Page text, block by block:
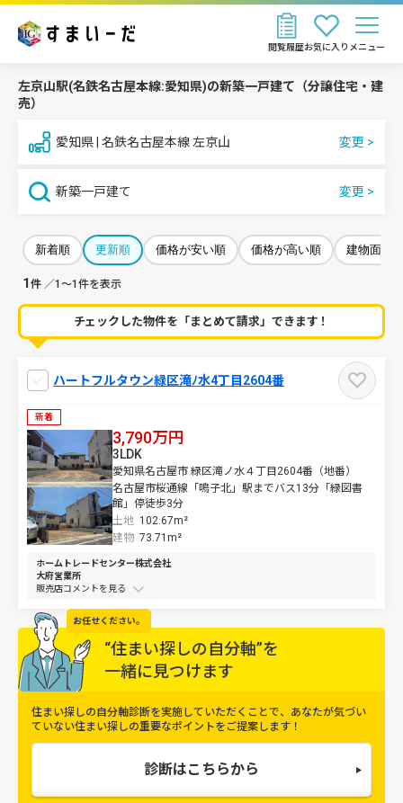
お気に入り
閲覧履歴 メニュー
左京山駅(名鉄名古屋本線:愛知県)の新築一戸建て（分譲住宅・建
売）
愛知県 | 名鉄名古屋本線 左京山
新築一戸建て
新着順 更新順 価格が安い順 価格が高い順 建物面積
1 件 ／1～1件を表示
チェックした物件を「まとめて請求」できます！
ハートフルタウン緑区滝ﾉ水4丁目2604番
新着
3,790万円
愛知県名古屋市 緑区滝ノ水４丁目2604番（地番）
名古屋市桜通線「鳴子北」駅までバス13分「緑図書
館」停徒歩3分
土地 102.67m²
3LDK
建物 73.71m²
ホームトレードセンター株式会社
大府営業所
販売店コメントを
お任せください。
“住まい探しの自分軸”を
一緒に見つけます
住まい探しの自分軸診断を実施していただくことで、 あなたが気づい
ていない住まい探しの重要なポイントをご提案します！
診断はこちらから